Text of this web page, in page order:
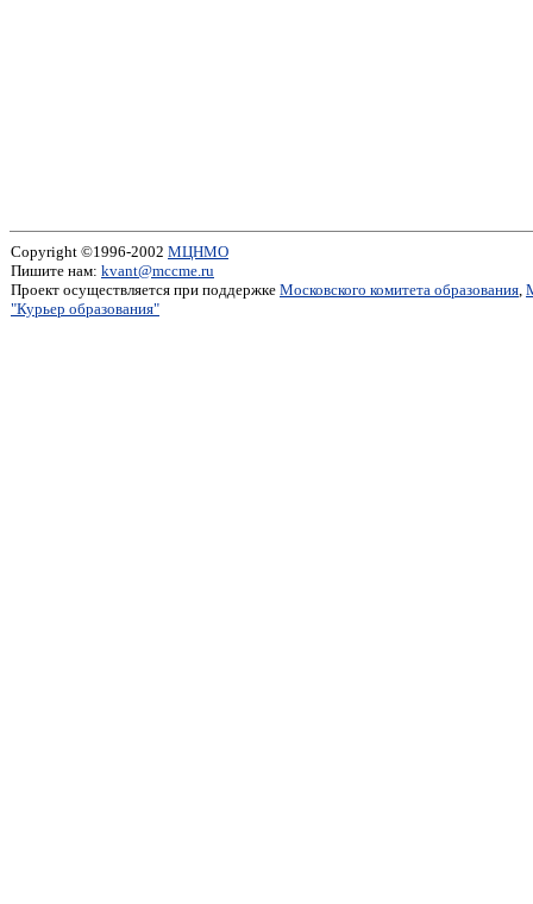
Copyright ©1996-2002 МЦНМО
Пишите нам: kvant@mccme.ru
Проект осуществляется при поддержке Московского комитета образования,
"Курьер образования"